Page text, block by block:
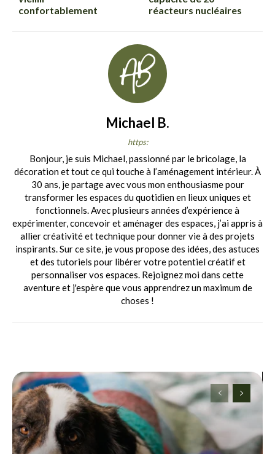
confortablement
réacteurs nucléaires
Michael B.
https:
Bonjour, je suis Michael, passionné par le bricolage, la
décoration et tout ce qui touche à l’aménagement intérieur. À
30 ans, je partage avec vous mon enthousiasme pour
transformer les espaces du quotidien en lieux uniques et
fonctionnels. Avec plusieurs années d’expérience à
expérimenter, concevoir et aménager des espaces, j’ai appris à
allier créativité et technique pour donner vie à des projets
inspirants. Sur ce site, je vous propose des idées, des astuces
et des tutoriels pour libérer votre potentiel créatif et
personnaliser vos espaces. Rejoignez moi dans cette
aventure et j'espère que vous apprendrez un maximum de
choses !